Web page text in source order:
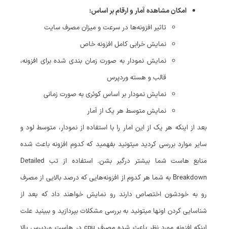
امکان مشاهده آمار و ارقام بر اساس:
تاثیر افزونه‌ها در سرعت و میزان مصرف سایت
نمایش خرابی کامل افزونه خاص
نمایش نمودار به صورت زمان بندی شده برای افزونه،
قالب و هسته وردپرس
نمایش نمودار بر اساس کوئری به صورت زمانی
نمایش متوسط هر یک از آمار
بعد از اینکه هر یک از این امار را با استفاده از نمودار، متوسط لود و
سایر موارد بررسی کردید میتونید بفهمید که کدوم افزونه باعث شده
منابع هاست شما بیشتر درگیر بشن. استفاده از تب Detailed
Breakdown به شما هر کدوم از افزونه‌هایی که درصد بالایی از مصرف
رو به خودشون اختصاص دارند رو نمایش خواهند داد که بعد از
شناسایی کردن اونها میتونید به بررسی مشکلات بپردازید و ببینید علت